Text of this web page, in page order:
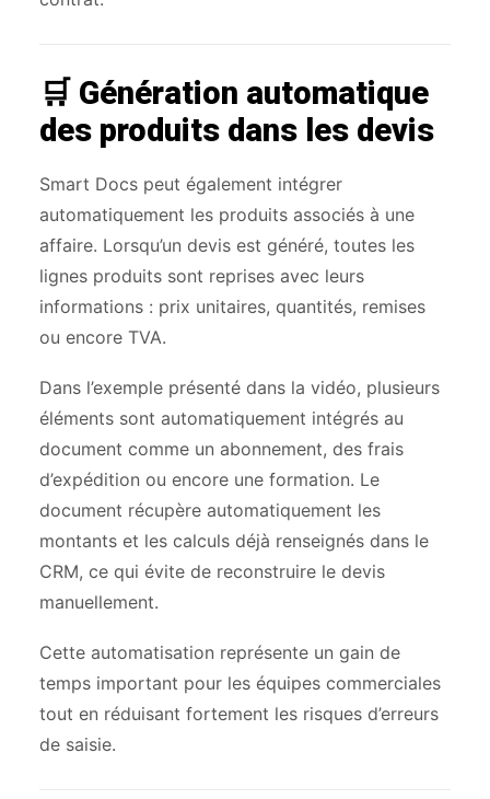
🛒 Génération automatique
des produits dans les devis
Smart Docs peut également intégrer
automatiquement les produits associés à une
affaire. Lorsqu’un devis est généré, toutes les
lignes produits sont reprises avec leurs
informations : prix unitaires, quantités, remises
ou encore TVA.
Dans l’exemple présenté dans la vidéo, plusieurs
éléments sont automatiquement intégrés au
document comme un abonnement, des frais
d’expédition ou encore une formation. Le
document récupère automatiquement les
montants et les calculs déjà renseignés dans le
CRM, ce qui évite de reconstruire le devis
manuellement.
Cette automatisation représente un gain de
temps important pour les équipes commerciales
tout en réduisant fortement les risques d’erreurs
de saisie.